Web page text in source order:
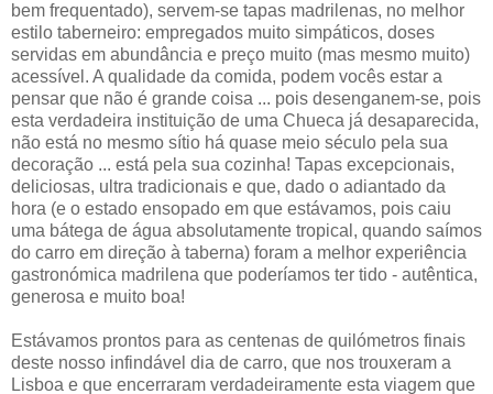
bem frequentado), servem-se tapas madrilenas, no melhor
estilo taberneiro: empregados muito simpáticos, doses
servidas em abundância e preço muito (mas mesmo muito)
acessível. A qualidade da comida, podem vocês estar a
pensar que não é grande coisa ... pois desenganem-se, pois
esta verdadeira instituição de uma Chueca já desaparecida,
não está no mesmo sítio há quase meio século pela sua
decoração ... está pela sua cozinha! Tapas excepcionais,
deliciosas, ultra tradicionais e que, dado o adiantado da
hora (e o estado ensopado em que estávamos, pois caiu
uma bátega de água absolutamente tropical, quando saímos
do carro em direção à taberna) foram a melhor experiência
gastronómica madrilena que poderíamos ter tido - autêntica,
generosa e muito boa!
Estávamos prontos para as centenas de quilómetros finais
deste nosso infindável dia de carro, que nos trouxeram a
Lisboa e que encerraram verdadeiramente esta viagem que